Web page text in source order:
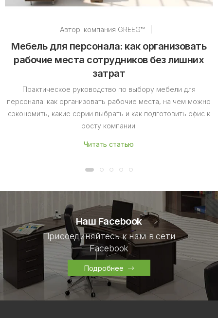
Автор: компания GREEG™
Мебель для персонала: как организовать
рабочие места сотрудников без лишних
затрат
Практическое руководство по выбору мебели для
персонала: как организовать рабочие места, на чем можно
сэкономить, какие серии выбрать и как подготовить офис к
росту компании.
Читать статью
Наш Facebook
Присоединяйтесь к нам в сети
Facebook
Подробнее